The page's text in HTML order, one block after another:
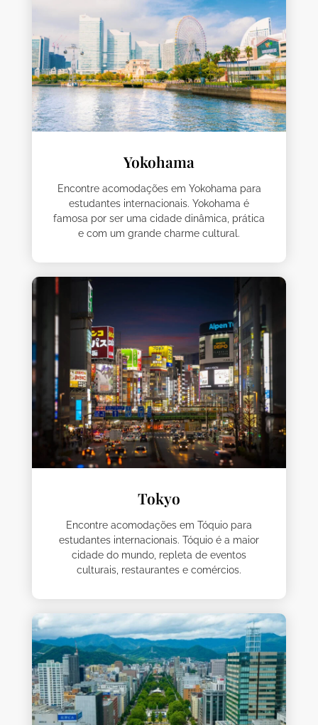
Yokohama
Encontre acomodações em Yokohama para
estudantes internacionais. Yokohama é
famosa por ser uma cidade dinâmica, prática
e com um grande charme cultural.
Tokyo
Encontre acomodações em Tóquio para
estudantes internacionais. Tóquio é a maior
cidade do mundo, repleta de eventos
culturais, restaurantes e comércios.